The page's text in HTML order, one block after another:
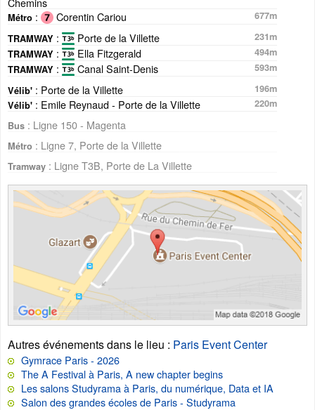
Métro : Corentin Cariou
677m
TRAMWAY : Porte de la Villette
231m
TRAMWAY : Ella Fitzgerald
494m
TRAMWAY : Canal Saint-Denis
593m
Vélib' : Porte de la Villette
196m
Vélib' : Emile Reynaud - Porte de la Villette
220m
Bus : Ligne 150 - Magenta
Métro : Ligne 7, Porte de la Villette
Tramway : Ligne T3B, Porte de La Villette
Autres événements dans le lieu : Paris Event Center
Gymrace Paris - 2026
The A Festival à Paris, A new chapter begins
Les salons Studyrama à Paris, du numérique, Data et IA
Salon des grandes écoles de Paris - Studyrama